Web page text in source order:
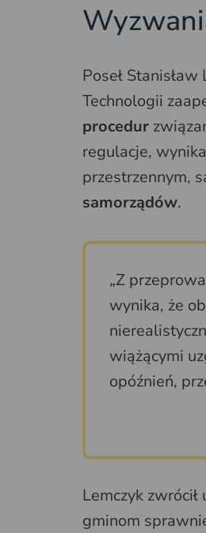
Poseł
Technologii
procedur
regulacje,
przestrzennym,
samorządów.
„Z
wynika, że
wiążącymi
opóźnień,
Lemczyk
gminom